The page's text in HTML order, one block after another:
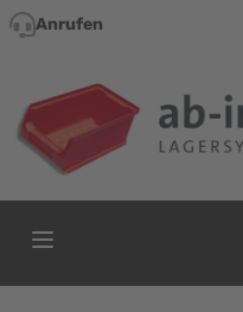
Direkt zum Inhalt
Anrufen